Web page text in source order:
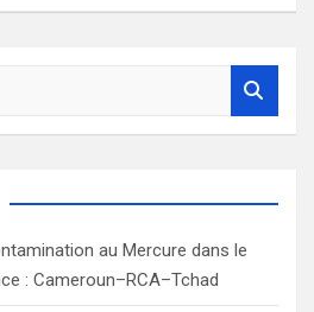
au Mercure dans le
: Cameroun–RCA–Tchad